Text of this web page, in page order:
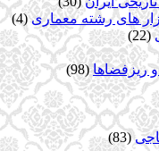
های رشته معماری (4)
(22)
و ریزفضاها (98)
(83)